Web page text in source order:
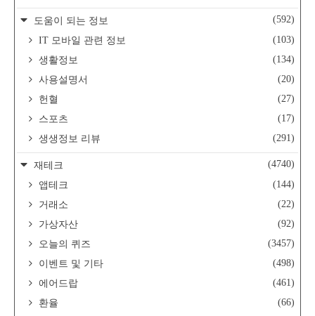
도움이 되는 정보
(592)
IT 모바일 관련 정보
(103)
생활정보
(134)
사용설명서
(20)
헌혈
(27)
스포츠
(17)
생생정보 리뷰
(291)
재테크
(4740)
앱테크
(144)
거래소
(22)
가상자산
(92)
오늘의 퀴즈
(3457)
이벤트 및 기타
(498)
에어드랍
(461)
환율
(66)